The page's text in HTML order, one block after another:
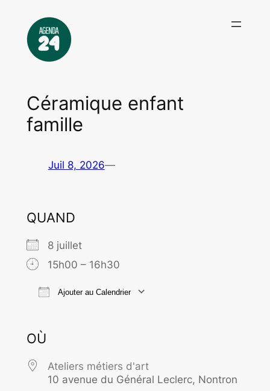
contenu
Céramique enfant
famille
Juil 8, 2026—
QUAND
8 juillet
15h00 – 16h30
Ajouter au Calendrier
OÙ
Ateliers métiers d'art
10 avenue du Général Leclerc, Nontron